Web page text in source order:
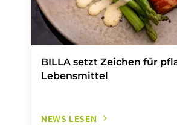
BILLA setzt Zeichen für
Lebensmittel
NEWS LESEN